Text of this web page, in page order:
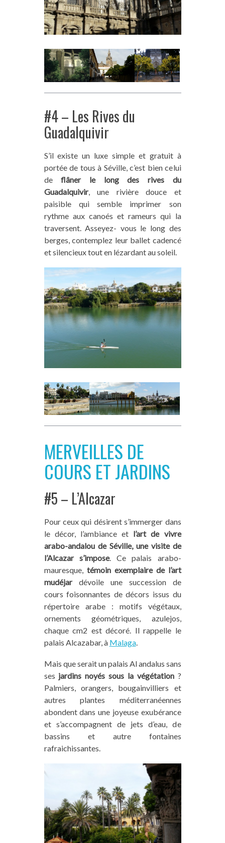
#4 – Les Rives du
Guadalquivir
S’il existe un luxe simple et gratuit à
portée de tous à Séville, c’est bien celui
deflâner le long des rives du
Guadalquivir, une rivière douce et
paisible qui semble imprimer son
rythme aux canoés et rameurs qui la
traversent. Asseyez- vous le long des
berges, contemplez leur ballet cadencé
et silencieux tout en lézardant au soleil.
MERVEILLES DE
COURS ET JARDINS
#5 – L’Alcazar
Pour ceux qui désirent s’immerger dans
le décor, l’ambiance et l’art de vivre
arabo-andalou de Séville, une visite de
l’Alcazar s’impose. Ce palais arabo-
mauresque,témoin exemplaire de l’art
mudéjardévoile une succession de
cours foisonnantes de décors issus du
répertoire arabe : motifs végétaux,
ornements géométriques, azulejos,
chaque cm2 est décoré. Il rappelle le
palais Alcazabar, à Malaga.
Mais que serait un palais Al andalus sans
ses jardins noyés sous la végétation?
Palmiers, orangers, bougainvilliers et
autres plantes méditerranéennes
abondent dans une joyeuse exubérance
et s’accompagnent de jets d’eau, de
bassins et autre fontaines
rafraichissantes.